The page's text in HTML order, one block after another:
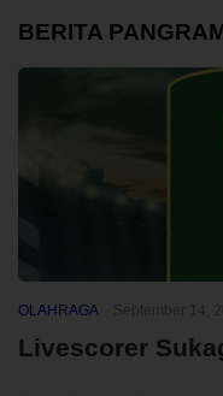
BERITA
OLAHRAGA
Livescorer